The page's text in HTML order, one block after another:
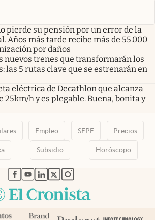
pierde su pensión por un error de la
Años más tarde recibe más de 55.000
por daños
nuevos trenes que transformarán los
las 5 rutas clave que se estrenarán en
eléctrica de Decathlon que alcanza
25km/h y es plegable. Buena, bonita y
Empleo SEPE Precios
Subsidio Horóscopo
abre en nueva pestaña
abre en nueva pestaña
abre en nueva pestaña
abre en nueva pestaña
abre en nueva pestaña